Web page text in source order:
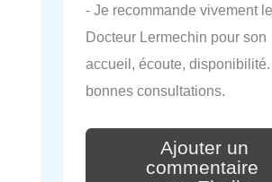
- Je recommande vivement le
Docteur Lermechin pour son
accueil, écoute,
bonnes consultations.
Ajouter un
commentaire